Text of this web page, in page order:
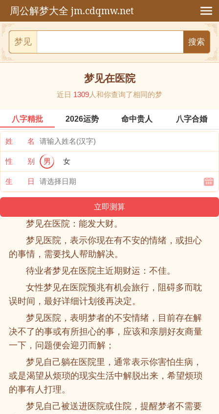
周公解梦大全 jm.cdqmw.net
梦见
梦见在医院
近日 1309人和你查询了相同的梦
八字精批 2026运势 命中贵人 八字合婚
姓 名
性 别 男 女
生 日
梦见在医院：能发大财。
梦见医院，表示你现在有不安的情绪，或担心
的事情，需要找人帮助解决。
待业者梦见在医院主近期财运：不佳。
女性梦见在医院预兆有机会旅行，阻碍多而耽
误时间，最好详细计划後再决定。
梦见医院，表明梦者的不安情绪，目前存在解
决不了的事或有所担心的事，应该和亲朋好友商量
一下，问题便会迎刃而解；
梦见自己躺在医院里，通常表示你害怕生病，
或是渴望从烦琐的现实生活中解脱出来，希望烦琐
的事有人打理。
梦见自己被送进医院或住院，提醒梦者不需要